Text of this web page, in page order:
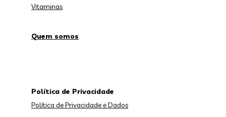
Vitaminas
Quem somos
Política de Privacidade
Política de Privacidade e Dados